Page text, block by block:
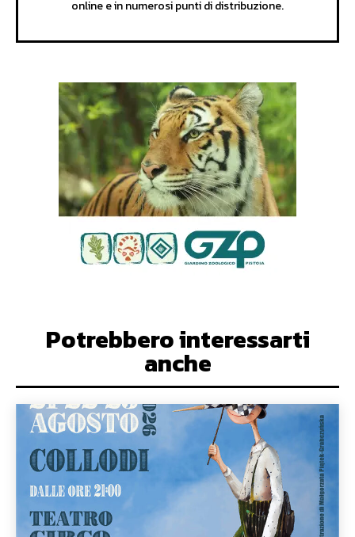
online e in numerosi punti di distribuzione.
Potrebbero interessarti
anche